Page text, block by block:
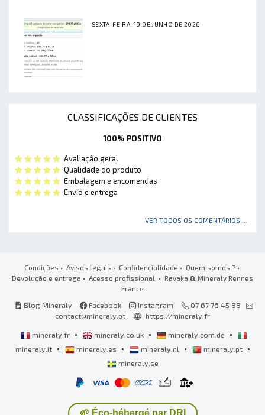
SEXTA-FEIRA, 19 DE JUNHO DE 2026
CLASSIFICAÇÕES DE CLIENTES
100% POSITIVO
Avaliação geral
Qualidade do produto
Embalagem e encomendas
Envio e entrega
VER TODOS OS COMENTÁRIOS ...
Condições • Avisos legais • Confidencialidade • Quem somos ?•
Devolução e entrega • Acesso profissional • Ravaka & Mineraly Rennes
France
Blog Mineraly
Facebook Instagram
07 67 76 45 88
contact@mineraly.pt
https://mineraly.fr
mineraly.fr • mineraly.co.uk • mineraly.com.de •
mineraly.it • mineraly.es • mineraly.nl • mineraly.pt •
mineraly.se
🌱 Éco-hébergé par DRI